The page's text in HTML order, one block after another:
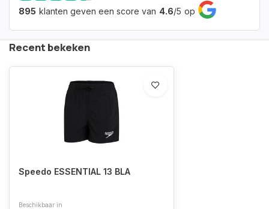
895 klanten geven een score van 4.6/5 op
Recent bekeken
Speedo ESSENTIAL 13 BLA
Beschikbaar in